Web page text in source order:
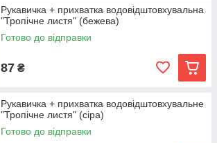
Рукавичка + прихватка водовідштовхувальна
"Тропічне листя" (бежева)
Готово до відправки
87 ₴
Рукавичка + прихватка водовідштовхувальне
"Тропічне листя" (сіра)
Готово до відправки